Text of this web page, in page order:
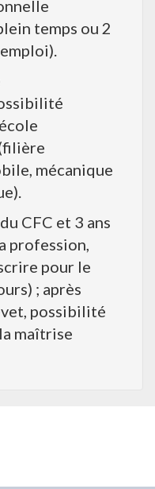
temps ou 2
mécanique
CFC et 3 ans
profession,
pour le
; après
possibilité
maîtrise